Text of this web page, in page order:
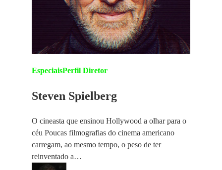
EspeciaisPerfil Diretor
Steven Spielberg
O cineasta que ensinou Hollywood a olhar para o
céu Poucas filmografias do cinema americano
carregam, ao mesmo tempo, o peso de ter
reinventado a…